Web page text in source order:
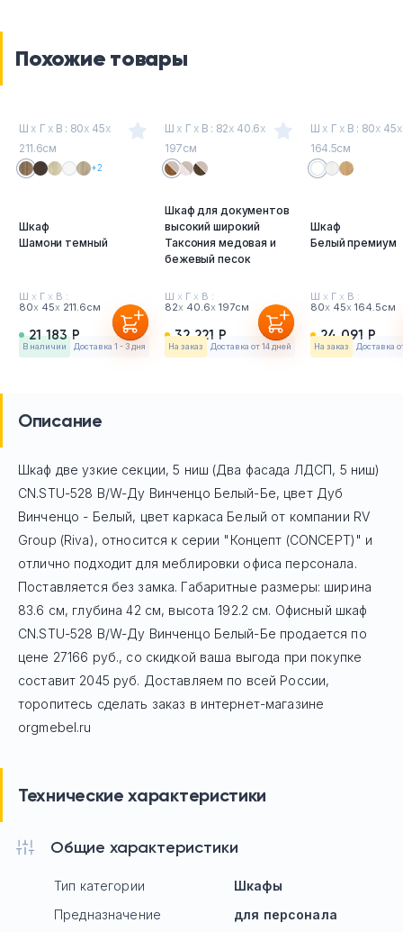
Похожие товары
Ш х Г х В : 80х 45х
211.6см
+2
Шкаф
Шамони темный
Ш х Г х В :
80х 45х 211.6см
21 183 Р
в наличии Доставка 1 - 3 дня
Ш х Г х В : 82х 40.6х
197см
Шкаф для документов
высокий широкий
Таксония медовая и
бежевый песок
Ш х Г х В :
82х 40.6х 197см
32 221 Р
На заказ Доставка от 14 дней
Ш х Г х В : 80х 45х
164.5см
Шкаф
Белый премиум
Ш х Г х В :
80х 45х 164.5см
24 091 Р
На заказ Доставка
Описание
Шкаф две узкие секции, 5 ниш (Два фасада ЛДСП, 5 ниш)
CN.STU-528 B/W-Ду Винченцо Белый-Бе, цвет Дуб
Винченцо - Белый, цвет каркаса Белый от компании RV
Group (Riva), относится к серии "Концепт (CONCEPT)" и
отлично подходит для меблировки офиса персонала.
Поставляется без замка. Габаритные размеры: ширина
83.6 см, глубина 42 см, высота 192.2 см. Офисный шкаф
CN.STU-528 B/W-Ду Винченцо Белый-Бе продается по
цене 27166 руб., со скидкой ваша выгода при покупке
составит 2045 руб. Доставляем по всей России,
торопитесь сделать заказ в интернет-магазине
orgmebel.ru
Технические характеристики
Общие характеристики
Тип категории
Шкафы
Предназначение
для персонала